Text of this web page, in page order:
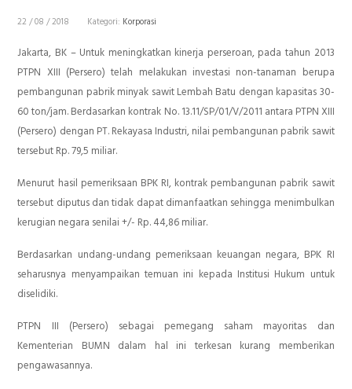
22 / 08 / 2018 Kategori: Korporasi
Jakarta, BK – Untuk meningkatkan kinerja perseroan, pada tahun 2013
PTPN XIII (Persero) telah melakukan investasi non-tanaman berupa
pembangunan pabrik minyak sawit Lembah Batu dengan kapasitas 30-
60 ton/jam. Berdasarkan kontrak No. 13.11/SP/01/V/2011 antara PTPN XIII
(Persero) dengan PT. Rekayasa Industri, nilai pembangunan pabrik sawit
tersebut Rp. 79,5 miliar.
Menurut hasil pemeriksaan BPK RI, kontrak pembangunan pabrik sawit
tersebut diputus dan tidak dapat dimanfaatkan sehingga menimbulkan
kerugian negara senilai +/- Rp. 44,86 miliar.
Berdasarkan undang-undang pemeriksaan keuangan negara, BPK RI
seharusnya menyampaikan temuan ini kepada Institusi Hukum untuk
diselidiki.
PTPN III (Persero) sebagai pemegang saham mayoritas dan
Kementerian BUMN dalam hal ini terkesan kurang memberikan
pengawasannya.